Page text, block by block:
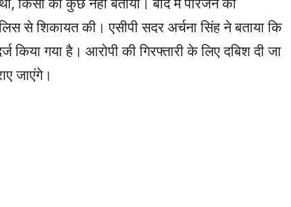
से शिकायत की। एसीपी सदर अर्चना सिंह ने बताया कि
गया है। आरोपी की गिरफ्तारी के लिए दबिश दी जा
जाएंगे।